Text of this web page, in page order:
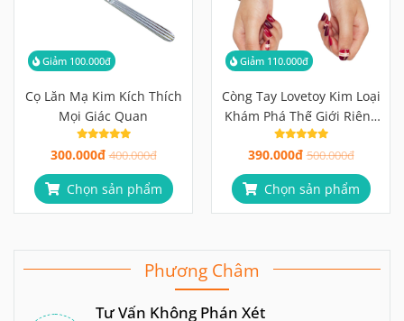
Giảm 100.000đ
Cọ Lăn Mạ Kim Kích Thích
Mọi Giác Quan
300.000đ 400.000đ
Chọn sản phẩm
Giảm 110.000đ
Còng Tay Lovetoy Kim Loại
Khám Phá Thế Giới Riêng
Tư
390.000đ 500.000đ
Chọn sản phẩm
Phương Châm
Tư Vấn Không Phán Xét